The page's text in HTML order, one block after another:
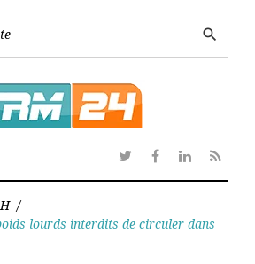
search
TwitterFacebook
Linkedin
RSS
/
lourds interdits de circuler dans